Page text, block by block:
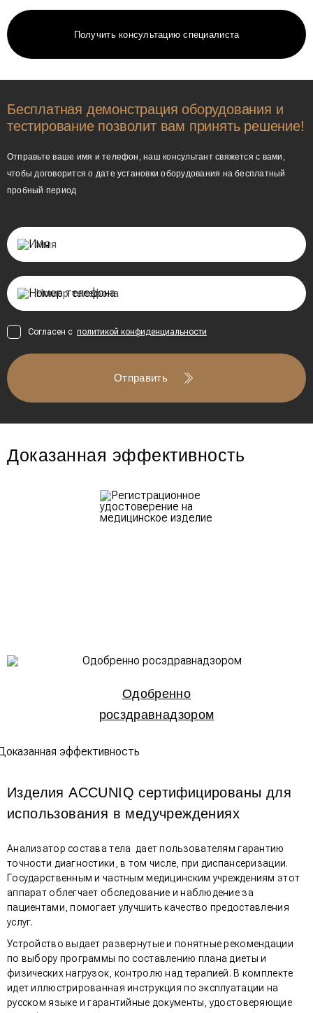
Получить консультацию специалиста
Бесплатная демонстрация оборудования и
тестирование позволит вам принять решение!
Отправьте ваше имя и телефон, наш консультант свяжется с вами,
чтобы договорится о дате установки оборудования на бесплатный
пробный период
Отправить
Согласен с политикой конфиденциальности
Доказанная эффективность
Одобренно
росздравнадзором
Изделия ACCUNIQ сертифицированы для
использования в медучреждениях
Анализатор состава тела дает пользователям гарантию
точности диагностики, в том числе, при диспансеризации.
Государственным и частным медицинским учреждениям этот
аппарат облегчает обследование и наблюдение за
пациентами, помогает улучшить качество предоставления
услуг.
Устройство выдает развернутые и понятные рекомендации
по выбору программы по составлению плана диеты и
физических нагрузок, контролю над терапией. В комплекте
идет иллюстрированная инструкция по эксплуатации на
русском языке и гарантийные документы, удостоверяющие